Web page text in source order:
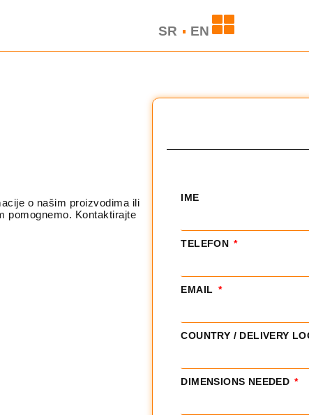
SR EN
o našim proizvodima ili
pomognemo. Kontaktirajte
IME
TELEFON
EMAIL
COUNTRY / DELIVERY
DIMENSIONS NEEDED